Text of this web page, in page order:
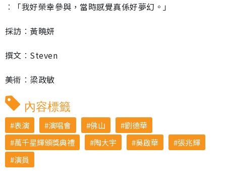
︰「我好榮幸參與，當時感覺真係好夢幻。」
採訪︰黃曉妍
撰文︰Steven
美術︰梁政敏
內容標籤
表演 演唱會 佛山
劉德華
萬千星輝頒獎典禮
陶大宇 吳啟華
張兆輝
演員